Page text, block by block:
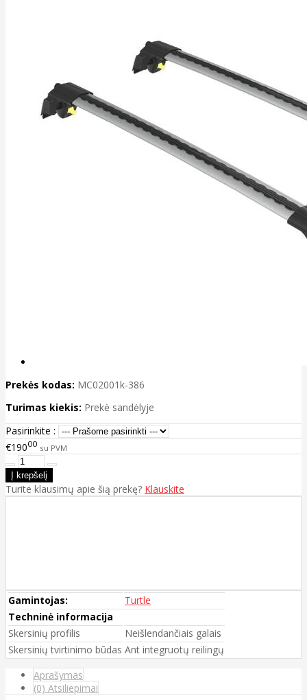
Prekės kodas: MC02001k-386
Turimas kiekis: Prekė sandėlyje
Pasirinkite :
€19000 su PVM
Turite klausimų apie šią prekę? Klauskite
Gamintojas:
Turtle
Techninė informacija
Skersinių profilis
Neišlendančiais galais
Skersinių tvirtinimo būdas Ant integruotų reilingų
Aprašymas
(0) Atsiliepimai